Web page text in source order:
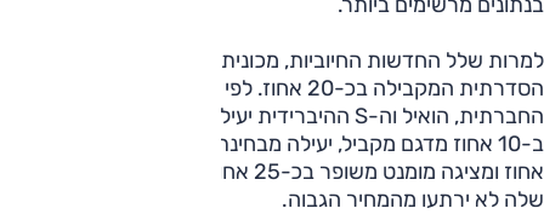
הסדרתית המקבילה בכ-20 אחוז. לפי מרצדס, מעבר למודעות
החברתית, הואיל וה-S ההיברידית יעילה יותר מבחינת הביצועים
אחוז ומציגה מומנט משופר בכ-25 אחוז, הרוכשים הפוטנציאליים
שלה לא ירתעו מהמחיר הגבוה.